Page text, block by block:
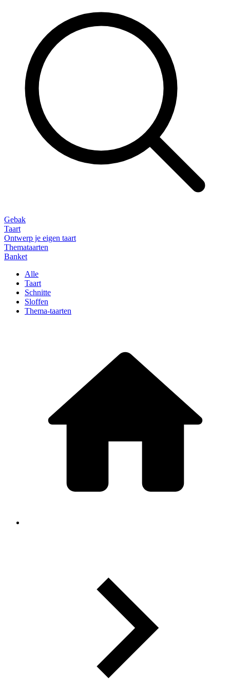
Gebak
Taart
Ontwerp je eigen taart
Themataarten
Banket
Alle
Taart
Schnitte
Sloffen
Thema-taarten